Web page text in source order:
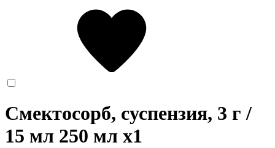
Смектосорб, суспензия, 3 г /
15 мл 250 мл x1